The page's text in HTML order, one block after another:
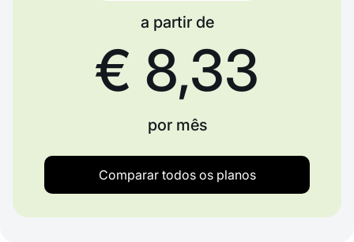
a partir de
€ 8,33
por mês
Comparar todos os planos